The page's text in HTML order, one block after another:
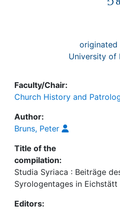
originated
University of
Faculty/Chair:
Church History and
Author:
Bruns, Peter
Title of the
compilation:
Studia Syriaca : Beiträge
Syrologentages in Eichstätt
Editors: